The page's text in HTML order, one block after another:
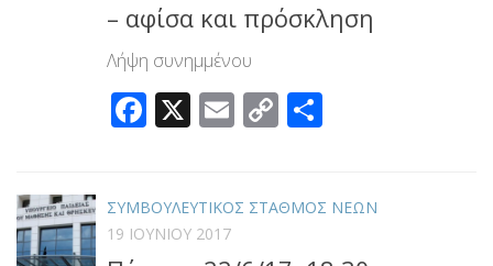
– αφίσα και πρόσκληση
Λήψη συνημμένου
Facebook
X Email
Copy
ΣΥΜΒΟΥΛΕΥΤΙΚΟΣ ΣΤΑΘΜΟΣ ΝΕΩΝ
19 ΙΟΥΝΊΟΥ 2017